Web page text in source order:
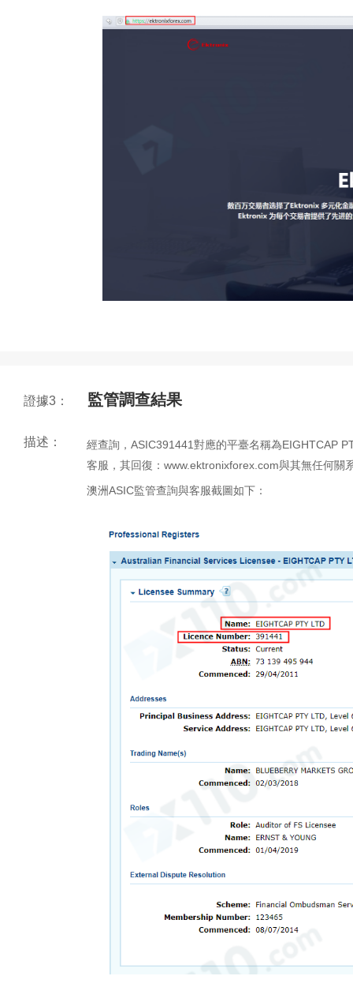
證據3： 監管調查結果
描述：
經查詢，ASIC391441對應的平臺名稱為EIGHTCAP
客服，其回復：www.ektronixforex.com與其無任何關
澳洲ASIC監管查詢與客服截圖如下：